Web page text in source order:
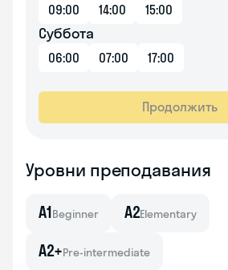
09:00 14:00 15:00
Суббота
06:00 07:00 17:00
Продолжить
Уровни преподавания
A1Beginner A2Elementary
A2+Pre-intermediate